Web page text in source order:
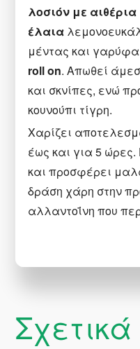
λοσιόν με αιθέρια
έλαια
μέντας και
roll on. Απωθεί
και σκνίπες, ενώ
κουνούπι τίγρη.
Χαρίζει
έως και για 5
και προσφέρει
δράση χάρη στην
αλλαντοΐνη που